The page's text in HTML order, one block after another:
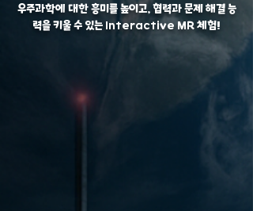
우주과학에 대한 흥미를 높이고, 협력과 문제 해결 능
력을 키울 수 있는 Interactive MR 체험!